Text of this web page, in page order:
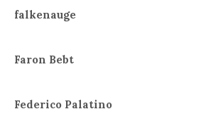
falkenauge
Faron Bebt
Federico Palatino